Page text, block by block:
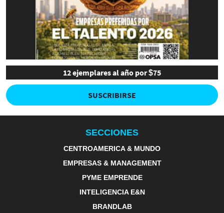
12 ejemplares al año por $75
SUSCRIBIRSE
SECCIONES
CENTROAMERICA & MUNDO
EMPRESAS & MANAGEMENT
PYME EMPRENDE
INTELIGENCIA E&N
BRANDLAB